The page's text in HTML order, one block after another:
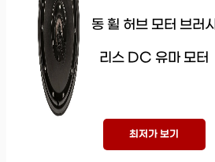
동 휠 허브 모터 브러시
리스 DC 유마 모터
최저가 보기